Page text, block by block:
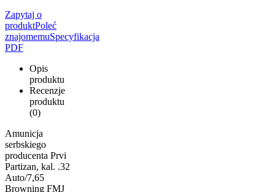
Zapytaj o
produktPoleć
znajomemuSpecyfikacja
PDF
Opis
produktu
Recenzje
produktu
(0)
Amunicja
serbskiego
producenta Prvi
Partizan, kal. .32
Auto/7,65
Browning FMJ